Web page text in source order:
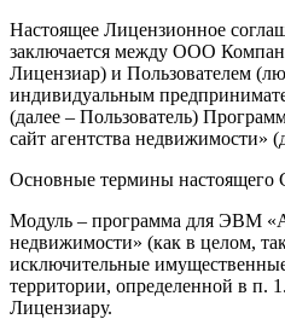
Настоящее Лицензионное
заключается между ООО
Лицензиар) и Пользователем
индивидуальным
(далее – Пользователь)
сайт агентства недвижимости»
Основные термины настоящего
Модуль – программа для ЭВМ
недвижимости» (как в целом,
исключительные
территории, определенной в п.
Лицензиару.